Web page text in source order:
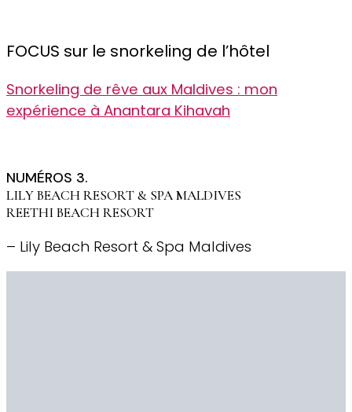
FOCUS sur le snorkeling de l’hôtel
Snorkeling de rêve aux Maldives : mon
expérience à Anantara Kihavah
NUMÉROS 3.
LILY BEACH RESORT & SPA MALDIVES
REETHI BEACH RESORT
– Lily Beach Resort & Spa Maldives